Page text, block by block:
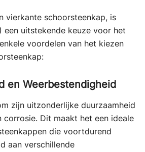
vierkante schoorsteenkap, is
een uitstekende keuze voor het
voordelen van het kiezen
en Weerbestendigheid
zijn uitzonderlijke duurzaamheid
corrosie. Dit maakt het een ideale
die voortdurend
aan verschillende